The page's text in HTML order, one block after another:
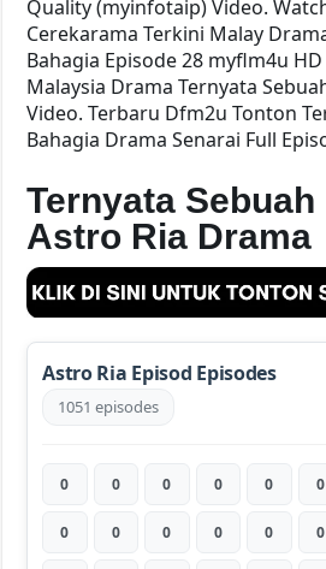
Quality (myinfotaip) Video.
Cerekarama Terkini Malay
Bahagia Episode 28 myflm4u
Malaysia Drama Ternyata
Video. Terbaru Dfm2u Tonton
Bahagia Drama Senarai Full
Ternyata
Astro Ria Drama
Astro Ria Episod Episodes
1051 episodes
0 0 0 0 0 0
0 0 0 0 0 0